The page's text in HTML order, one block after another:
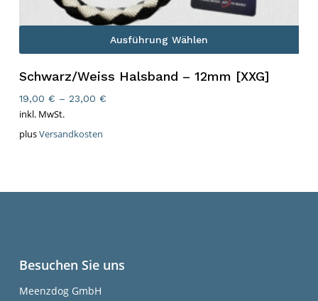
Ausführung Wählen
Schwarz/Weiss Halsband – 12mm [XXG]
19,00 € – 23,00 €
inkl. MwSt.
plusVersandkosten
Besuchen Sie uns
Meenzdog GmbH